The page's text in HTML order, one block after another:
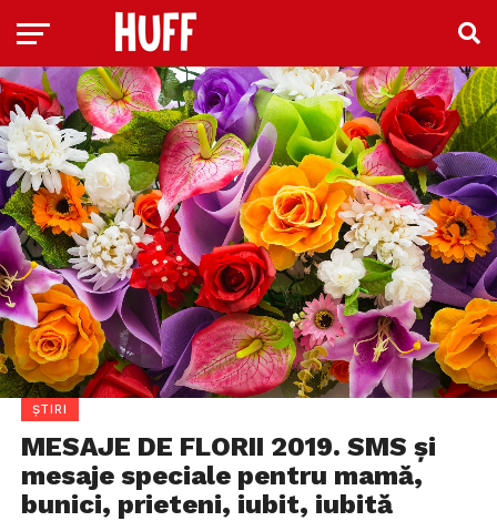
ȘTIRI
MESAJE DE FLORII 2019. SMS și
mesaje speciale pentru mamă,
bunici, prieteni, iubit, iubită